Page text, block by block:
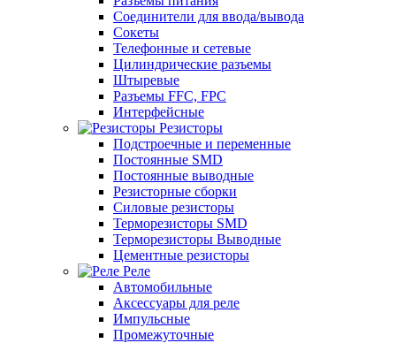
Соединители для ввода/вывода
Сокеты
Телефонные и сетевые
Цилиндрические разъемы
Штыревые
Разъемы FFC, FPC
Интерфейсные
Резисторы
Подстроечные и переменные
Постоянные SMD
Постоянные выводные
Резисторные сборки
Силовые резисторы
Терморезисторы SMD
Терморезисторы Выводные
Цементные резисторы
Реле
Автомобильные
Аксессуары для реле
Импульсные
Промежуточные